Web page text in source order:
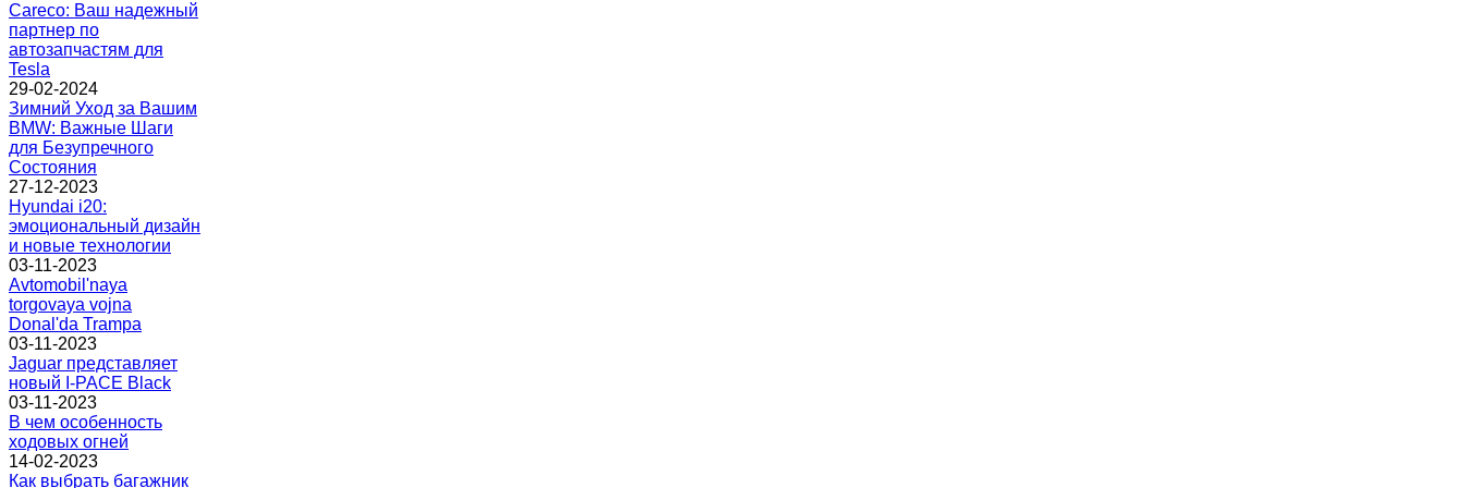
Careco: Ваш надежный
партнер по
автозапчастям для
Tesla
29-02-2024
Зимний Уход за Вашим
BMW: Важные Шаги
для Безупречного
Состояния
27-12-2023
Hyundai i20:
эмоциональный дизайн
и новые технологии
03-11-2023
Avtomobil'naya
torgovaya vojna
Donal'da Trampa
03-11-2023
Jaguar представляет
новый I-PACE Black
03-11-2023
В чем особенность
ходовых огней
14-02-2023
Как выбрать багажник